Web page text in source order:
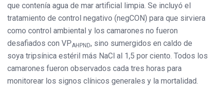
que contenía agua de mar artificial limpia. Se incluyó el
tratamiento de control negativo (negCON) para que sirviera
como control ambiental y los camarones no fueron
desafiados con VPAHPND, sino sumergidos en caldo de
soya tripsínica estéril más NaCl al 1,5 por ciento. Todos los
camarones fueron observados cada tres horas para
monitorear los signos clínicos generales y la mortalidad.